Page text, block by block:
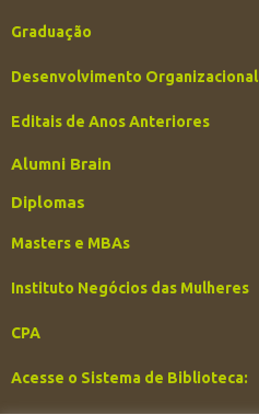
Graduação
Desenvolvimento Organizacional
Editais de Anos Anteriores
Alumni Brain
Diplomas
Masters e MBAs
Instituto Negócios das Mulheres
CPA
Acesse o Sistema de Biblioteca: